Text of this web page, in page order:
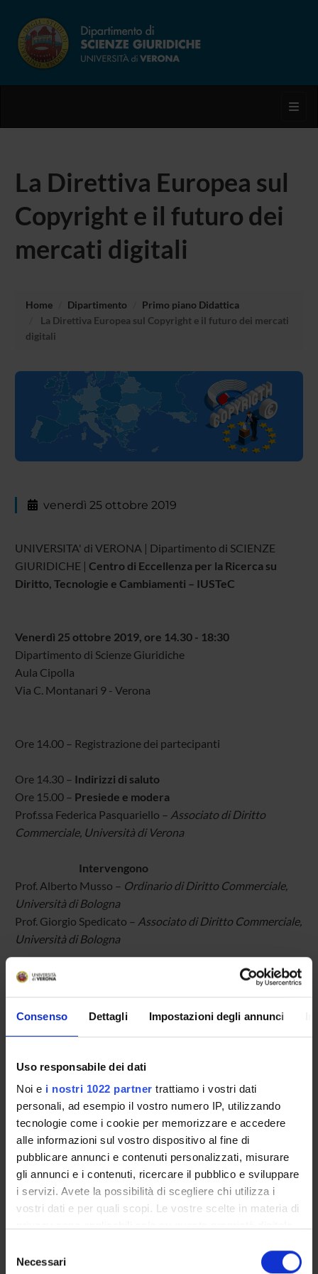
Consenso Dettagli Impostazioni degli annunci
Uso responsabile dei dati
Noi e i nostri 1022 partner trattiamo i vostri dati
personali, ad esempio il vostro numero IP, utilizzando
tecnologie come i cookie per memorizzare e accedere
alle informazioni sul vostro dispositivo al fine di
pubblicare annunci e contenuti personalizzati, misurare
gli annunci e i contenuti, ricercare il pubblico e sviluppare
i servizi. Avete la possibilità di scegliere chi utilizza i
vostri dati e per quali scopi. Le vostre scelte in materia di
modificare o revocare il proprio consenso in qualsiasi
delNecessari
La Direttiva Europea sul
Copyright e il futuro dei
mercati digitali
Home Dipartimento
Primo piano Didattica
La Direttiva Europea sul Copyright e il futuro dei mercati
digitali
venerdì 25 ottobre 2019
UNIVERSITA' di VERONA | Dipartimento di SCIENZE
GIURIDICHE | Centro di Eccellenza per la Ricerca su
Diritto, Tecnologie e Cambiamenti – IUSTeC
Venerdì 25 ottobre 2019, ore 14.30 - 18:30
Dipartimento di Scienze Giuridiche
Aula Cipolla
Via C. Montanari 9 - Verona
Ore 14.00 – Registrazione dei partecipanti
Ore 14.30 – Indirizzi di saluto
Ore 15.00 – Presiede e modera
Prof.ssa Federica Pasquariello – Associato di Diritto
Commerciale, Università di Verona
Intervengono
Prof. Alberto Musso – Ordinario di Diritto Commerciale,
Università di Bologna
Prof. Giorgio Spedicato – Associato di Diritto Commerciale,
Università di Bologna
Ore 18.00 – Domande e dibattito
Crediti formativi ed iscrizioni
L’evento è in corso di accreditamento presso il OCDEC
Segreteria organizzativa : per informazioni ed iscrizioni
Chiara Zamboni
(chiara.zamboni_01@univr.it)
La partecipazione all’evento è gratuita
L'iniziativa rientrà tra le attività del Team di Ricerca “ARrT -
Autonomia e Regolazione nei rapporti Trasnazionali” del